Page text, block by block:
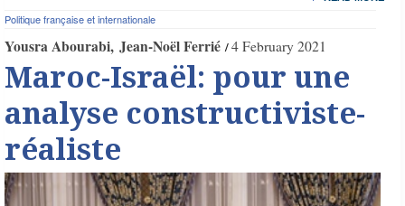
Politique française et internationale
Yousra Abourabi Jean-Noël Ferrié 4 February 2021
Maroc-Israël: pour une
analyse constructiviste-
réaliste